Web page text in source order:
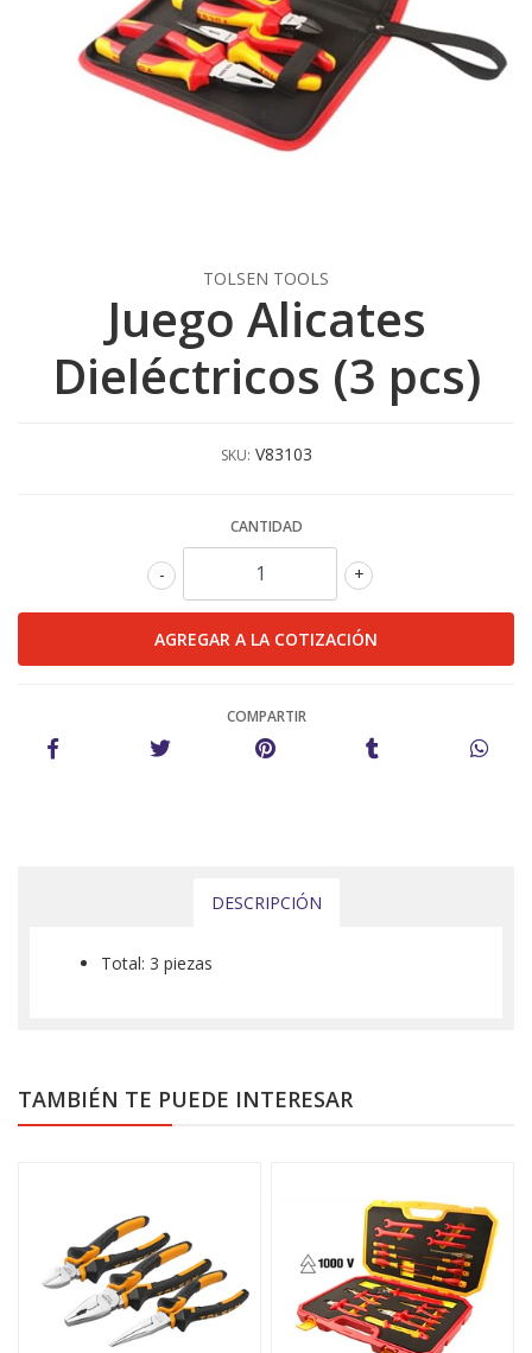
TOLSEN TOOLS
Juego Alicates
Dieléctricos (3 pcs)
SKU: V83103
CANTIDAD
+
-
COMPARTIR
DESCRIPCIÓN
Total: 3 piezas
TAMBIÉN TE PUEDE INTERESAR